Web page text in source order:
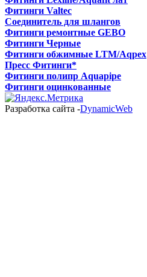
Фитинги Valtec
Соединитель для шлангов
Фитинги ремонтные GEBO
Фитинги Черные
Фитинги обжимные LTM/Aqрех
Пресс Фитинги*
Фитинги полипр Aquapipe
Фитинги оцинкованные
Разработка сайта -DynamicWeb